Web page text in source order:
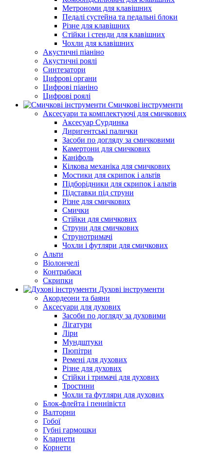
Метрономи для клавішних
Педалі сустейна та педальні блоки
Різне для клавішних
Стійки і стенди для клавішних
Чохли для клавішних
Акустичні піаніно
Акустичні роялі
Синтезатори
Цифрові органи
Цифрові піаніно
Цифрові роялі
Смичкові інструменти
Аксесуари та комплектуючі для смичкових
Аксесуар Сурдинка
Диригентські палички
Засоби по догляду за смичковими
Камертони для смичкових
Каніфоль
Кілкова механіка для смичкових
Мостики для скрипок і альтів
Підборiдники для скрипок і альтів
Підставки під струни
Різне для смичкових
Смички
Стійки для смичкових
Струни для смичкових
Струнотримачі
Чохли і футляри для смичкових
Альти
Віолончелі
Контрабаси
Скрипки
Духові інструменти
Акордеони та баяни
Аксесуари для духових
Засоби по догляду за духовими
Лігатури
Ліри
Мундштуки
Пюпітри
Ремені для духових
Різне для духових
Стійки і тримачі для духових
Тростини
Чохли та футляри для духових
Блок-флейта і пеннівістл
Валторни
Гобої
Губні гармошки
Кларнети
Корнети